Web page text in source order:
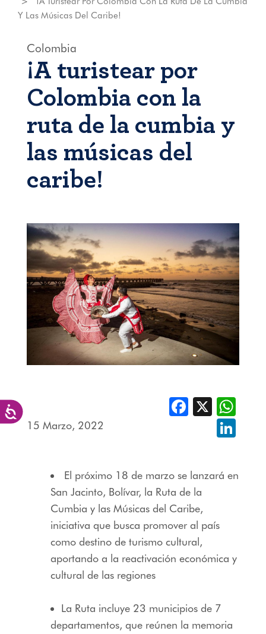
Accesibilidad
Y Las Músicas Del Caribe!
Colombia
¡A turistear por
Colombia con la
ruta de la cumbia y
las músicas del
caribe!
15 Marzo, 2022
Facebook
X
El próximo 18 de marzo se lanzará en
San Jacinto, Bolívar, la Ruta de la
Cumbia y las Músicas del Caribe,
iniciativa que busca promover al país
como destino de turismo cultural,
aportando a la reactivación económica y
cultural de las regiones
La Ruta incluye 23 municipios de 7
departamentos, que reúnen la memoria